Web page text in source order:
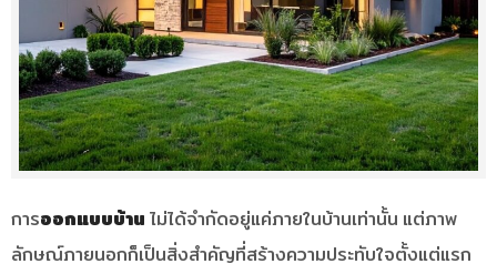
การออกแบบบ้าน ไม่ได้จำกัดอยู่แค่ภายในบ้านเท่านั้น แต่ภาพ
ลักษณ์ภายนอกก็เป็นสิ่งสำคัญที่สร้างความประทับใจตั้งแต่แรก